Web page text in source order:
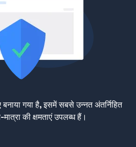
गया है, इसमें सबसे उन्नत अंतर्निहित
की क्षमताएं उपलब्ध हैं।